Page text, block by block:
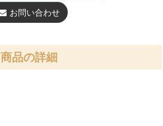
お問い合わせ
商品の詳細